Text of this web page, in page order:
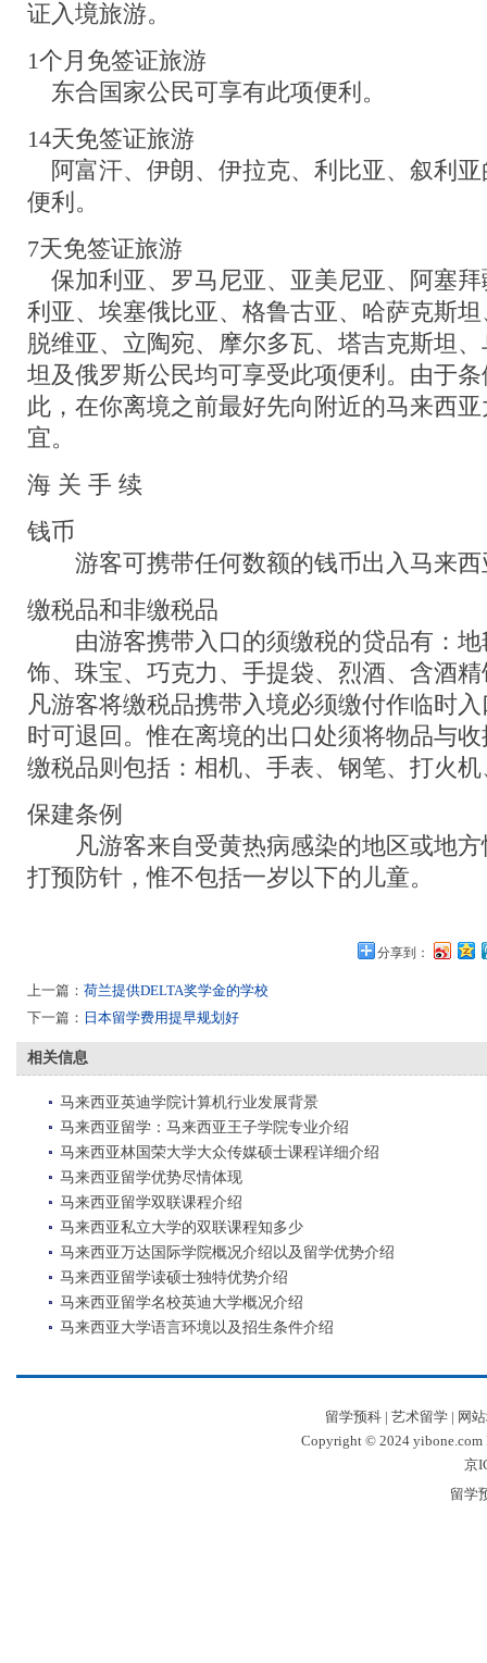
证入境旅游。
1个月免签证旅游
东合国家公民可享有此项便利。
14天免签证旅游
阿富汗、伊朗、伊拉克、利比亚、叙利
便利。
7天免签证旅游
保加利亚、罗马尼亚、亚美尼亚、阿塞
利亚、埃塞俄比亚、格鲁古亚、哈萨克斯
脱维亚、立陶宛、摩尔多瓦、塔吉克斯坦
坦及俄罗斯公民均可享受此项便利。由于
此，在你离境之前最好先向附近的马来西
宜。
海 关 手 续
钱币
游客可携带任何数额的钱币出入马来西
缴税品和非缴税品
由游客携带入口的须缴税的贷品有：地
饰、珠宝、巧克力、手提袋、烈酒、含酒
凡游客将缴税品携带入境必须缴付作临时
时可退回。惟在离境的出口处须将物品与
缴税品则包括：相机、手表、钢笔、打火
保建条例
凡游客来自受黄热病感染的地区或地方
打预防针，惟不包括一岁以下的儿童。
分享到：
上一篇： 荷兰提供DELTA奖学金的学校
下一篇： 日本留学费用提早规划好
相关信息
马来西亚英迪学院计算机行业发展背景
马来西亚留学：马来西亚王子学院专业介绍
马来西亚林国荣大学大众传媒硕士课程详细介绍
马来西亚留学优势尽情体现
马来西亚留学双联课程介绍
马来西亚私立大学的双联课程知多少
马来西亚万达国际学院概况介绍以及留学优势介绍
马来西亚留学读硕士独特优势介绍
马来西亚留学名校英迪大学概况介绍
马来西亚大学语言环境以及招生条件介绍
留学预科| 艺术留学| 网
Copyright © 2024 yibone.com
京
留学